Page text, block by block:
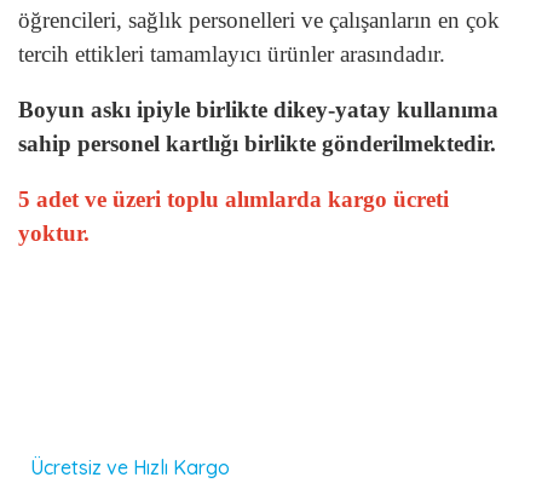
öğrencileri, sağlık personelleri ve çalışanların en çok
tercih ettikleri tamamlayıcı ürünler arasındadır.
Boyun askı ipiyle birlikte dikey-yatay kullanıma
sahip personel kartlığı birlikte gönderilmektedir.
5 adet ve üzeri toplu alımlarda kargo ücreti
yoktur.
Ürün bilgilerinde hatalar bulunuyor.
Ücretsiz ve Hızlı Kargo